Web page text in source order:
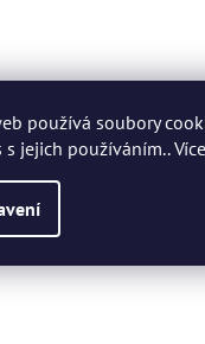
používá soubory
s jejich používáním..